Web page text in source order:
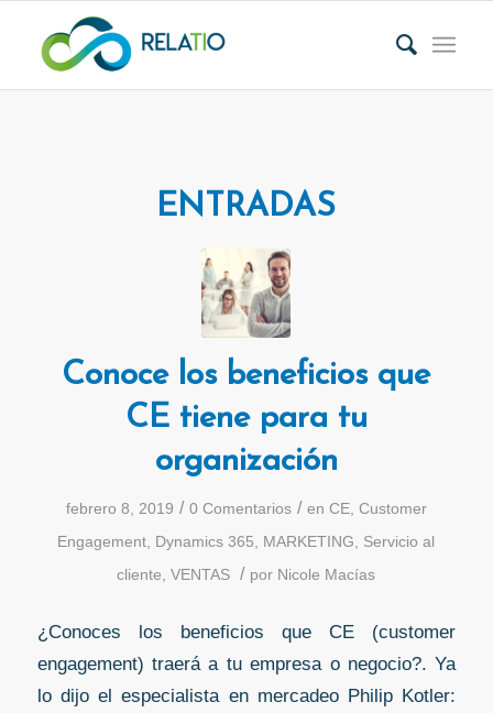
ENTRADAS
Conoce los beneficios que
CE tiene para tu
organización
febrero 8, 2019 / 0 Comentarios / en CE, Customer
Engagement Dynamics 365 MARKETING
Servicio al
cliente ,VENTAS / por Nicole Macías
¿Conoces los beneficios que CE (customer
engagement) traerá a tu empresa o negocio?. Ya
lo dijo el especialista en mercadeo Philip Kotler: